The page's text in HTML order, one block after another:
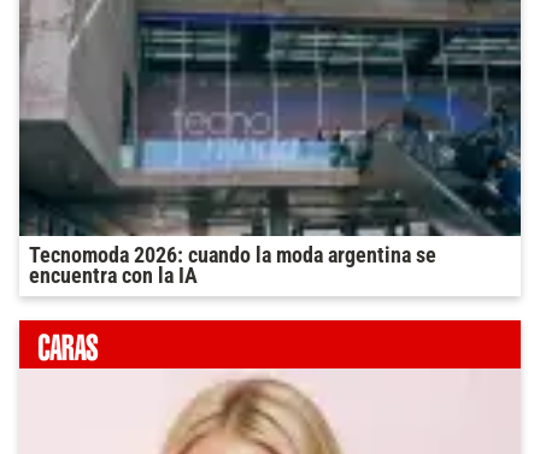
Tecnomoda 2026: cuando la moda argentina se
encuentra con la IA